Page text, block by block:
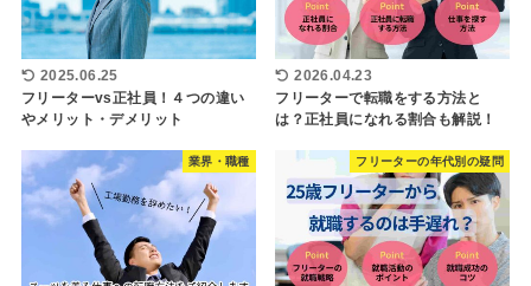
2025.06.25
フリーターvs正社員！４つの違い
やメリット・デメリット
2026.04.23
フリーターで転職をする方法と
は？正社員になれる割合も解説！
業界・職種 フリーターの年代別の疑問